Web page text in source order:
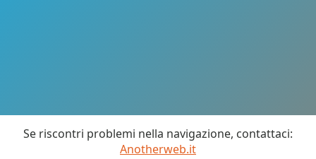
Se riscontri problemi nella navigazione, contattaci:
Anotherweb.it